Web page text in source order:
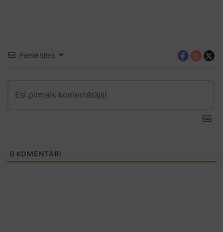
Pieraksties
0 KOMENTĀRI